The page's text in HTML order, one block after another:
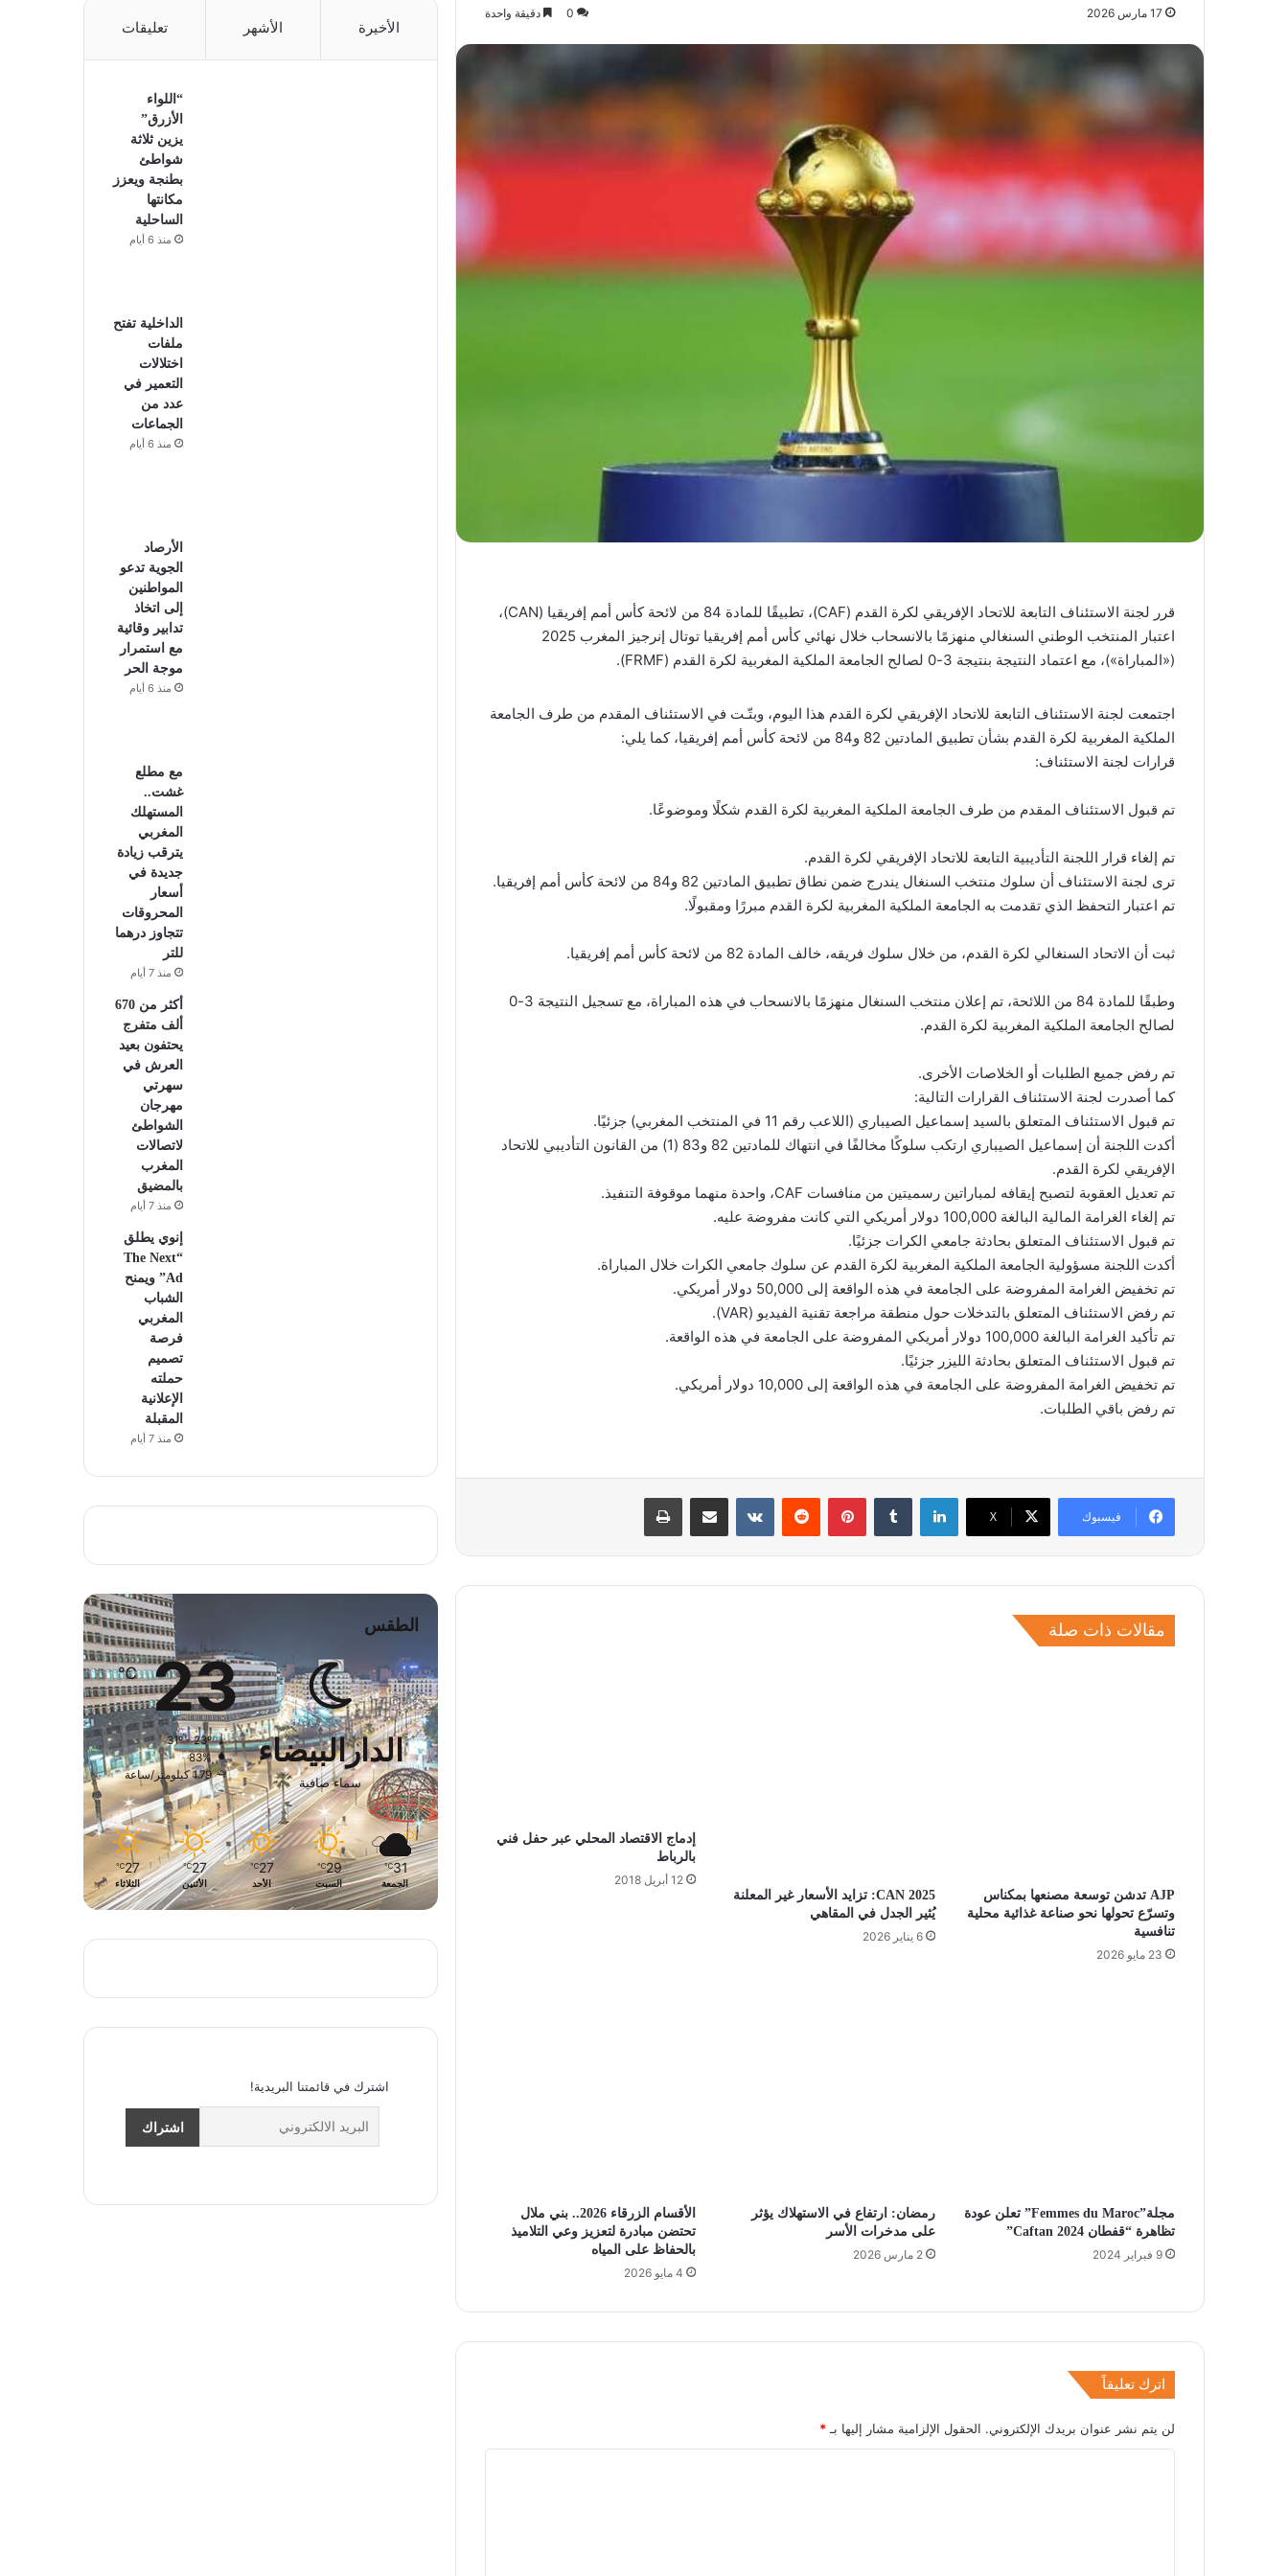
17 مارس 2026 0 دقيقة واحدة
قرر لجنة الاستئناف التابعة للاتحاد الإفريقي لكرة القدم (CAF)، تطبيقًا للمادة 84 من لائحة كأس أمم إفريقيا (CAN)،
اعتبار المنتخب الوطني السنغالي منهزمًا بالانسحاب خلال نهائي كأس أمم إفريقيا توتال إنرجيز المغرب 2025
(«المباراة»)، مع اعتماد النتيجة بنتيجة 3-0 لصالح الجامعة الملكية المغربية لكرة القدم (FRMF).
اجتمعت لجنة الاستئناف التابعة للاتحاد الإفريقي لكرة القدم هذا اليوم، وبتّـت في الاستئناف المقدم من طرف الجامعة
الملكية المغربية لكرة القدم بشأن تطبيق المادتين 82 و84 من لائحة كأس أمم إفريقيا، كما يلي:
قرارات لجنة الاستئناف:
تم قبول الاستئناف المقدم من طرف الجامعة الملكية المغربية لكرة القدم شكلًا وموضوعًا.
تم إلغاء قرار اللجنة التأديبية التابعة للاتحاد الإفريقي لكرة القدم.
ترى لجنة الاستئناف أن سلوك منتخب السنغال يندرج ضمن نطاق تطبيق المادتين 82 و84 من لائحة كأس أمم إفريقيا.
تم اعتبار التحفظ الذي تقدمت به الجامعة الملكية المغربية لكرة القدم مبررًا ومقبولًا.
ثبت أن الاتحاد السنغالي لكرة القدم، من خلال سلوك فريقه، خالف المادة 82 من لائحة كأس أمم إفريقيا.
وطبقًا للمادة 84 من اللائحة، تم إعلان منتخب السنغال منهزمًا بالانسحاب في هذه المباراة، مع تسجيل النتيجة 3-0
لصالح الجامعة الملكية المغربية لكرة القدم.
تم رفض جميع الطلبات أو الخلاصات الأخرى.
كما أصدرت لجنة الاستئناف القرارات التالية:
تم قبول الاستئناف المتعلق بالسيد إسماعيل الصيباري (اللاعب رقم 11 في المنتخب المغربي) جزئيًا.
أكدت اللجنة أن إسماعيل الصيباري ارتكب سلوكًا مخالفًا في انتهاك للمادتين 82 و83 (1) من القانون التأديبي للاتحاد
الإفريقي لكرة القدم.
تم تعديل العقوبة لتصبح إيقافه لمباراتين رسميتين من منافسات CAF، واحدة منهما موقوفة التنفيذ.
تم إلغاء الغرامة المالية البالغة 100,000 دولار أمريكي التي كانت مفروضة عليه.
تم قبول الاستئناف المتعلق بحادثة جامعي الكرات جزئيًا.
أكدت اللجنة مسؤولية الجامعة الملكية المغربية لكرة القدم عن سلوك جامعي الكرات خلال المباراة.
تم تخفيض الغرامة المفروضة على الجامعة في هذه الواقعة إلى 50,000 دولار أمريكي.
تم رفض الاستئناف المتعلق بالتدخلات حول منطقة مراجعة تقنية الفيديو (VAR).
تم تأكيد الغرامة البالغة 100,000 دولار أمريكي المفروضة على الجامعة في هذه الواقعة.
تم قبول الاستئناف المتعلق بحادثة الليزر جزئيًا.
تم تخفيض الغرامة المفروضة على الجامعة في هذه الواقعة إلى 10,000 دولار أمريكي.
تم رفض باقي الطلبات.
فيسبوك ‫X
لينكدإن بينتيريست مشاركة عبر البريد طباعة
مقالات ذات صلة
AJP تدشن توسعة مصنعها بمكناس
وتسرّع تحولها نحو صناعة غذائية محلية
تنافسية
23 مايو 2026
CAN 2025: تزايد الأسعار غير المعلنة
يُثير الجدل في المقاهي
6 يناير 2026
إدماج الاقتصاد المحلي عبر حفل فني
بالرباط
12 أبريل 2018
مجلة”Femmes du Maroc” تعلن عودة
تظاهرة “قفطان Caftan 2024”
9 فبراير 2024
رمضان: ارتفاع في الاستهلاك يؤثر
على مدخرات الأسر
2 مارس 2026
الأقسام الزرقاء 2026.. بني ملال
تحتضن مبادرة لتعزيز وعي التلاميذ
بالحفاظ على المياه
4 مايو 2026
اترك تعليقاً
لن يتم نشر عنوان بريدك الإلكتروني. الحقول الإلزامية مشار إليها بـ *
الأخيرة الأشهر تعليقات
“اللواء
الأزرق”
يزين ثلاثة
شواطئ
بطنجة ويعزز
مكانتها
الساحلية
منذ 6 أيام
الداخلية تفتح
ملفات
اختلالات
التعمير في
عدد من
الجماعات
منذ 6 أيام
الأرصاد
الجوية تدعو
المواطنين
إلى اتخاذ
تدابير وقائية
مع استمرار
موجة الحر
منذ 6 أيام
مع مطلع
غشت..
المستهلك
المغربي
يترقب زيادة
جديدة في
أسعار
المحروقات
تتجاوز درهما
للتر
منذ 7 أيام
أكثر من 670
ألف متفرج
يحتفون بعيد
العرش في
سهرتي
مهرجان
الشواطئ
لاتصالات
المغرب
بالمضيق
منذ 7 أيام
إنوي يطلق
“The Next
Ad” ويمنح
الشباب
المغربي
فرصة
تصميم
حملته
الإعلانية
المقبلة
منذ 7 أيام
الطقس
الدارالبيضاء
سماء صافية
23
℃
31º - 23º
83%
1.79 كيلومتر/ساعة
31
℃
الجمعة
29
℃
السبت
27
℃
الأحد
27
℃
الأثنين
27
℃
الثلاثاء
اشترك في قائمتنا البريدية!